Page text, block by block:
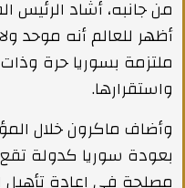
من جانبه، أشاد
أظهر للعالم أنه موحد
ملتزمة بسوريا حرة
واستقرارها.
وأضاف ماكرون خلال
بعودة سوريا كدولة